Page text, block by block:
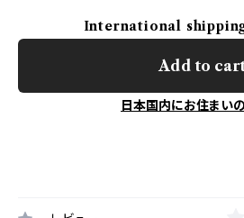
International
Add to
日本国内にお住まい